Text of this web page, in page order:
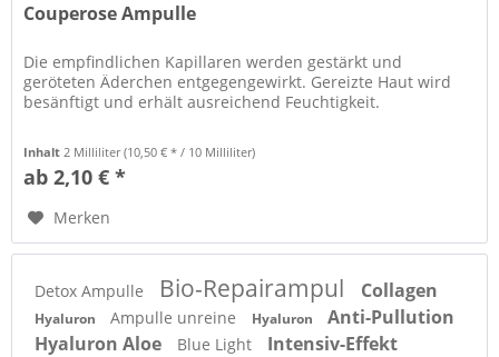
Couperose Ampulle
Die empfindlichen Kapillaren werden gestärkt und
geröteten Äderchen entgegengewirkt. Gereizte Haut wird
besänftigt und erhält ausreichend Feuchtigkeit.
Inhalt2 Milliliter(10,50 € * / 10 Milliliter)
ab 2,10 € *
Merken
Detox Ampulle Bio-Repairampul Collagen
Hyaluron Ampulle unreine Hyaluron
Anti-Pullution
Hyaluron Aloe
Blue Light Intensiv-Effekt